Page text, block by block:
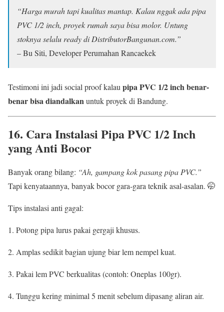
“Harga murah tapi kualitas mantap. Kalau nggak ada pipa
PVC 1/2 inch, proyek rumah saya bisa molor. Untung
stoknya selalu ready di DistributorBangunan.com.”
– Bu Siti, Developer Perumahan Rancaekek
Testimoni ini jadi social proof kalau pipa PVC 1/2 inch benar-
benar bisa diandalkanuntuk proyek di Bandung.
16. Cara Instalasi Pipa PVC 1/2 Inch
yang Anti Bocor
Banyak orang bilang: “Ah, gampang kok pasang pipa PVC.”
Tapi kenyataannya, banyak bocor gara-gara teknik asal-asalan. 🤭
Tips instalasi anti gagal:
Potong pipa lurus pakai gergaji khusus.
Amplas sedikit bagian ujung biar lem nempel kuat.
Pakai lem PVC berkualitas (contoh: Oneplas 100gr).
Tunggu kering minimal 5 menit sebelum dipasang aliran air.